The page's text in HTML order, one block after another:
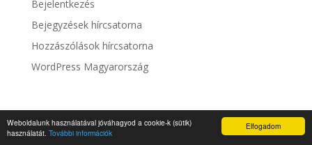
Elfogadom
Weboldalunk használatával jóváhagyod a cookie-k (sütik)
használatát. További információk
Bejelentkezés
Bejegyzések hírcsatorna
Hozzászólások hírcsatorna
WordPress Magyarország
© fixszolgaltato.hu |Impresszum